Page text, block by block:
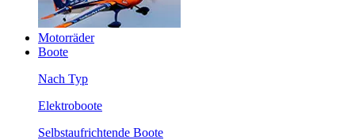
Motorräder
Boote
Nach Typ
Elektroboote
Selbstaufrichtende Boote